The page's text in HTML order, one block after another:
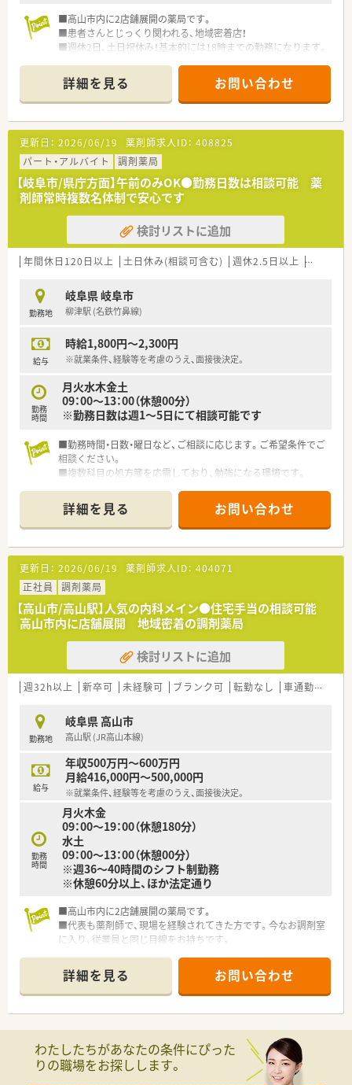
幅広い年齢層の方が活躍されております。
にも常に対応するようにしています。
従業員の負担軽減や安心安全にも繋がりますので、今後も積極的
に最新の設備を導入していきます。
独立支援もしており、土地の選定から経理・在庫管理業務等、新
規開局後のサポート体制がございます。
■高山市内に2店舗展開の薬局です。
■患者さんとじっくり関われる、地域密着店！
■週休2日、土日祝休み！基本的には18時までの勤務になります。
事スムースに進められます。
■代表も薬剤師で、現場を経験されてきた方です。今なお調剤室
に入り、従業員と同じ目線をお持ちです。
■夏場は非常に過ごしやすい環境で、観光地としても非常に有名
な地域です。
■お車があれば生活に支障はございません。
詳細を見る お問い合わせ
更新日： 2026/06/19 薬剤師求人ID： 408825
パート・アルバイト
調剤薬局
【岐阜市/県庁方面】午前のみOK●勤務日数は相談可能 薬
剤師常時複数名体制で安心です
検討リストに追加
年間休日120日以上 土日休み(相談可含む) 週休2.5日以上 新卒可
勤務地
岐阜県 岐阜市
柳津駅 (名鉄竹鼻線)
給与
時給1,800円～2,300円
※就業条件、経験等を考慮のうえ、面接後決定。
勤務
時間
月火水木金土
09：00～13：00（休憩00分）
※勤務日数は週1～5日にて相談可能です
■勤務時間・日数・曜日など、ご相談に応じます。ご希望条件でご
相談ください。
■複数科目の処方箋を応需しており、勉強になる環境です。
■アットホームな雰囲気の薬局です♪
詳細を見る お問い合わせ
更新日： 2026/06/19 薬剤師求人ID： 404071
正社員
調剤薬局
【高山市/高山駅】人気の内科メイン●住宅手当の相談可能
高山市内に店舗展開 地域密着の調剤薬局
検討リストに追加
週32h以上 新卒可 未経験可 ブランク可 転勤なし 車通勤可
勤務地
岐阜県 高山市
高山駅 (JR高山本線)
給与
年収500万円～600万円
月給416,000円～500,000円
※就業条件、経験等を考慮のうえ、面接後決定。
勤務
時間
月火木金
09：00～19：00（休憩180分）
水土
09：00～13：00（休憩00分）
※週36～40時間のシフト制勤務
※休憩60分以上、ほか法定通り
■高山市内に2店舗展開の薬局です。
■代表も薬剤師で、現場を経験されてきた方です。今なお調剤室
に入り、従業員と同じ目線をお持ちです。
な地域です。
■お車があれば生活に支障はございません。
詳細を見る お問い合わせ
わたしたちがあなたの条件にぴった
りの職場をお探しします。